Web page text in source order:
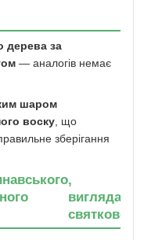
дерева за
— аналогів немає
шаром
воску, що
зберігання
,
виглядає
святково